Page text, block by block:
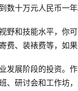
数十万元人民币一
野和技能水平，你
费、装裱费等，如
发展阶段的投资。
、研讨会和工作坊